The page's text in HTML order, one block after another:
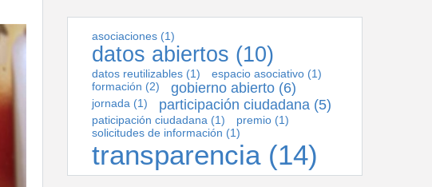
asociaciones(1)
datos abiertos (10)
datos reutilizables(1) espacio asociativo(1)
formación (2) gobierno abierto(6)
jornada (1) participación ciudadana(5)
paticipación ciudadana (1) premio(1)
solicitudes de información (1)
transparencia(14)